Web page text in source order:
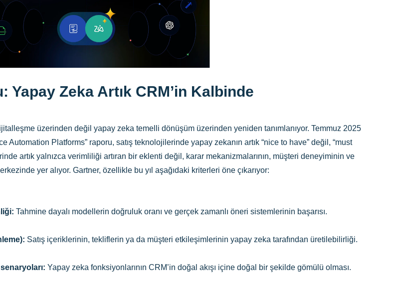
Yapay Zeka Artık CRM’in Kalbinde
üzerinden değil yapay zeka temelli dönüşüm üzerinden yeniden tanımlanıyor. Temmuz 2025
Automation Platforms” raporu, satış teknolojilerinde yapay zekanın artık “nice to have” değil, “must
artık yalnızca verimliliği artıran bir eklenti değil, karar mekanizmalarının, müşteri deneyiminin ve
yer alıyor. Gartner, özellikle bu yıl aşağıdaki kriterleri öne çıkarıyor:
Tahmine dayalı modellerin doğruluk oranı ve gerçek zamanlı öneri sistemlerinin başarısı.
Satış içeriklerinin, tekliflerin ya da müşteri etkileşimlerinin yapay zeka tarafından üretilebilirliği.
Yapay zeka fonksiyonlarının CRM’in doğal akışı içine doğal bir şekilde gömülü olması.